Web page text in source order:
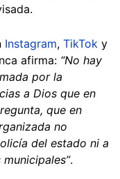
Instagram, TikTok y
afirma: “No hay
por la
a Dios que en
que en
no
del estado ni a
.